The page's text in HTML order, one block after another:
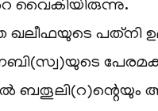
വൈകിയിരുന്നു.
ഖലീഫയുടെ പത്‌നി
ബതൂലി(റ)ന്റെയും